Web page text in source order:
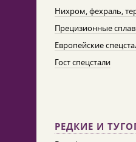
Нихром, фехраль,
Прецизионные
Европейские
Гост спецстали
РЕДКИЕ И